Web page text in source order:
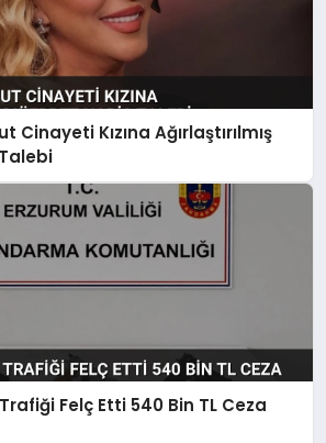
Cinayeti Kızına Ağırlaştırılmış
Felç Etti 540 Bin TL Ceza